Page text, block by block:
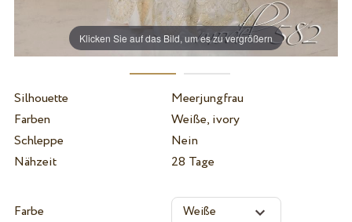
Klicken Sie auf das Bild, um es zu vergrößern
Silhouette
Meerjungfrau
Farben
Weiße, ivory
Schleppe
Nein
Nähzeit
28 Tage
Farbe